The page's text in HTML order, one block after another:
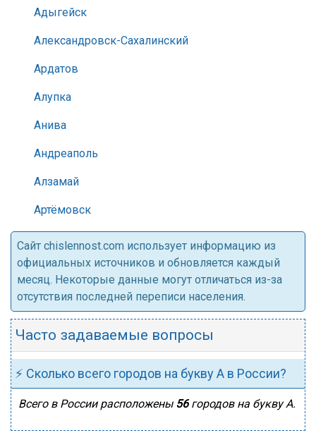
Адыгейск
Александровск-Сахалинский
Ардатов
Алупка
Анива
Андреаполь
Алзамай
Артёмовск
Cайт chislennost.com использует информацию из
официальных источников и обновляется каждый
месяц. Некоторые данные могут отличаться из-за
отсутствия последней переписи населения.
Часто задаваемые вопросы
⚡ Сколько всего городов на букву А в России?
Всего в России расположены 56городов на букву А.